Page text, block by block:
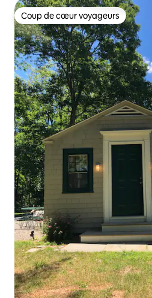
Coup de cœur voyageurs
Coup de cœur voyageurs